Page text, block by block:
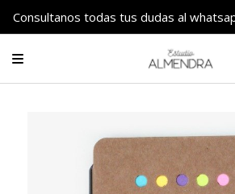
Consultanos todas tus dudas al